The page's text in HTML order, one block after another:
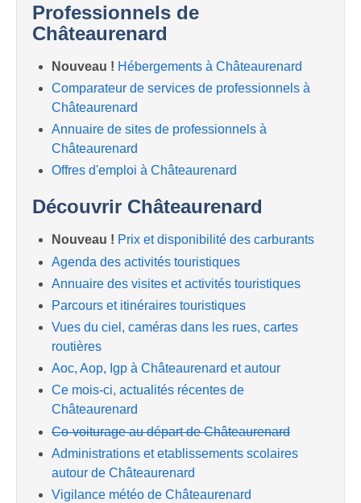
Professionnels de
Châteaurenard
Nouveau ! Hébergements à Châteaurenard
Comparateur de services de professionnels à
Châteaurenard
Annuaire de sites de professionnels à
Châteaurenard
Offres d'emploi à Châteaurenard
Découvrir Châteaurenard
Nouveau ! Prix et disponibilité des carburants
Agenda des activités touristiques
Annuaire des visites et activités touristiques
Parcours et itinéraires touristiques
Vues du ciel, caméras dans les rues, cartes
routières
Aoc, Aop, Igp à Châteaurenard et autour
Ce mois-ci, actualités récentes de
Châteaurenard
Co-voiturage au départ de Châteaurenard
Administrations et etablissements scolaires
autour de Châteaurenard
Vigilance météo de Châteaurenard